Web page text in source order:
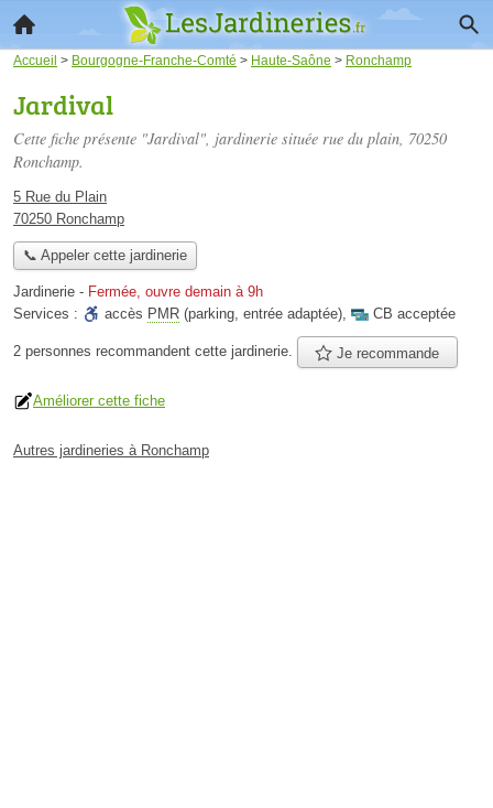
Accueil > Bourgogne-Franche-Comté > Haute-Saône > Ronchamp
Jardival
Cette fiche présente "Jardival", jardinerie située rue du plain, 70250
Ronchamp.
5 Rue du Plain
70250 Ronchamp
📞 Appeler cette jardinerie
Jardinerie - Fermée, ouvre demain à 9h
Services :
accès PMR (parking, entrée adaptée), CB acceptée
2 personnes recommandent cette jardinerie. Je recommande
Améliorer cette fiche
Autres jardineries à Ronchamp